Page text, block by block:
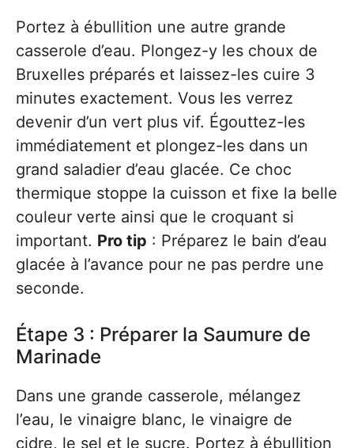
Portez à ébullition une autre grande
casserole d’eau. Plongez-y les choux de
Bruxelles préparés et laissez-les cuire 3
minutes exactement. Vous les verrez
devenir d’un vert plus vif. Égouttez-les
immédiatement et plongez-les dans un
grand saladier d’eau glacée. Ce choc
thermique stoppe la cuisson et fixe la belle
couleur verte ainsi que le croquant si
important. Pro tip : Préparez le bain d’eau
glacée à l’avance pour ne pas perdre une
seconde.
Étape 3 : Préparer la Saumure de
Marinade
Dans une grande casserole, mélangez
l’eau, le vinaigre blanc, le vinaigre de
cidre, le sel et le sucre. Portez à ébullition